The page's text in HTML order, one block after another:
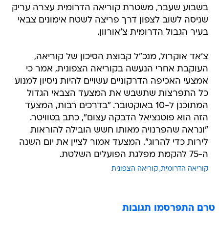
בשבוע שעבר, משטרת קוריאה הדרומית עצרה עריק
שניסה לשוב לצפון דרך פריצה לשטח אימונים צבאי
בעיר הגבול הדרומית צ'אורוון.
צ'אד אוקרול, מנכ"ל קבוצת הסיכון של קוריאה,
העוקבת אחרי הנעשה בקוריאה הצפונית, אמר כי
אמצעי האכיפה הדרקוניים עשויים להיות ניסיון למנוע
כל התפרצות שתשבש את המצעד הצבאי הגדול
המתוכנן ל-10 באוקטובר. "בדרכים רבות, המצעד
הזה הוא פוטנציאל הדבקה עצום", כתב בטוויטר.
"ונראה שהפרנויה מאותו חשש הובילה להוראות
לירות כדי להרוג". המצעד אמור לציין את יום השנה
ה-75 להקמת מפלגת הפועלים השלטת.
קוריאה הדרומית קוריאה הצפונית
טרם התפרסמו תגובות